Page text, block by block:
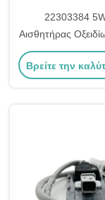
22303384
Αισθητήρας
SCR για
Βρείτε την